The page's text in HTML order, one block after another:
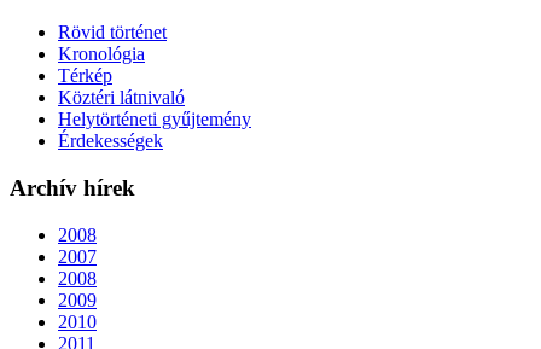
Rövid történet
Kronológia
Térkép
Köztéri látnivaló
Helytörténeti gyűjtemény
Érdekességek
Archív hírek
2008
2007
2008
2009
2010
2011